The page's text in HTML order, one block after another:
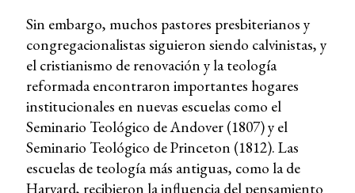
Sin embargo, muchos pastores presbiterianos y
congregacionalistas siguieron siendo calvinistas, y
el cristianismo de renovación y la teología
reformada encontraron importantes hogares
institucionales en nuevas escuelas como el
Seminario Teológico de Andover (1807) y el
Seminario Teológico de Princeton (1812). Las
escuelas de teología más antiguas, como la de
Harvard, recibieron la influencia del pensamiento